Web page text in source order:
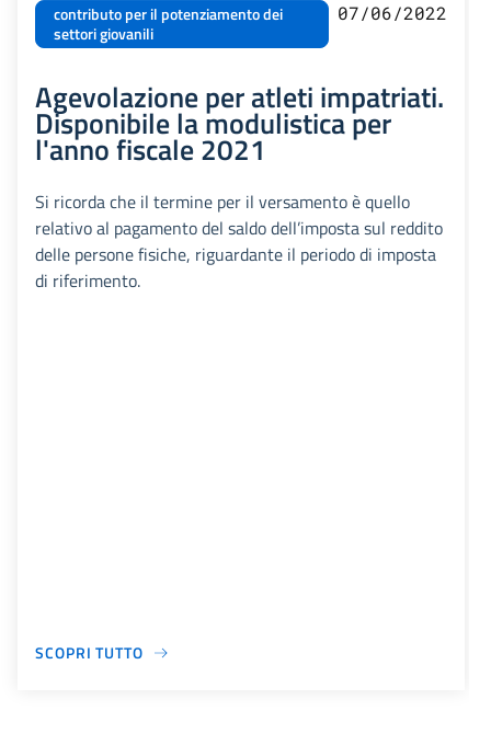
contributo per il potenziamento dei
settori giovanili
07/06/2022
Agevolazione per atleti impatriati.
Disponibile la modulistica per
l'anno fiscale 2021
Si ricorda che il termine per il versamento è quello
relativo al pagamento del saldo dell’imposta sul reddito
delle persone fisiche, riguardante il periodo di imposta
di riferimento.
SCOPRI TUTTO